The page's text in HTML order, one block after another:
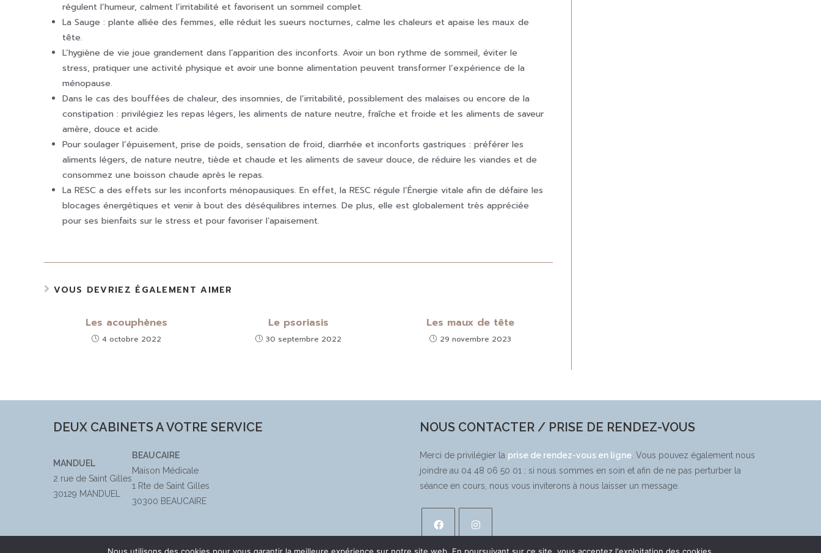
régulent l’humeur, calment l’irritabilité et favorisent un sommeil complet.
La Sauge : plante alliée des femmes, elle réduit les sueurs nocturnes, calme les chaleurs et apaise les maux de
tête.
L’hygiène de vie joue grandement dans l’apparition des inconforts. Avoir un bon rythme de sommeil, éviter le
stress, pratiquer une activité physique et avoir une bonne alimentation peuvent transformer l’expérience de la
ménopause.
Dans le cas des bouffées de chaleur, des insomnies, de l’irritabilité, possiblement des malaises ou encore de la
constipation : privilégiez les repas légers, les aliments de nature neutre, fraîche et froide et les aliments de saveur
amère, douce et acide.
Pour soulager l’épuisement, prise de poids, sensation de froid, diarrhée et inconforts gastriques : préférer les
aliments légers, de nature neutre, tiède et chaude et les aliments de saveur douce, de réduire les viandes et de
consommez une boisson chaude après le repas.
La RESC a des effets sur les inconforts ménopausiques. En effet, la RESC régule l’Énergie vitale afin de défaire les
blocages énergétiques et venir à bout des déséquilibres internes. De plus, elle est globalement très appréciée
pour ses bienfaits sur le stress et pour favoriser l’apaisement.
VOUS DEVRIEZ ÉGALEMENT AIMER
Les acouphènes
4 octobre 2022
Le psoriasis
30 septembre 2022
Les maux de tête
29 novembre 2023
DEUX CABINETS A VOTRE SERVICE
MANDUEL
2 rue de Saint Gilles
30129 MANDUEL
BEAUCAIRE
Maison Médicale
1 Rte de Saint Gilles
30300 BEAUCAIRE
NOUS CONTACTER / PRISE DE RENDEZ-VOUS
Merci de privilégier la prise de rendez-vous en ligne. Vous pouvez également nous
joindre au 04 48 06 50 01 ; si nous sommes en soin et afin de ne pas perturber la
séance en cours, nous vous inviterons à nous laisser un message.